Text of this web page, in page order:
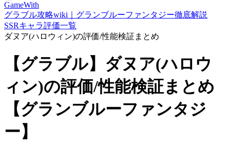
GameWith
グラブル攻略wiki｜グランブルーファンタジー徹底解説
SSRキャラ評価一覧
ダヌア(ハロウィン)の評価/性能検証まとめ
【グラブル】ダヌア(ハロウ
ィン)の評価/性能検証まとめ
【グランブルーファンタジ
ー】